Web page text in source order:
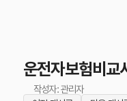
운전자보험비교
작성자: 관리자